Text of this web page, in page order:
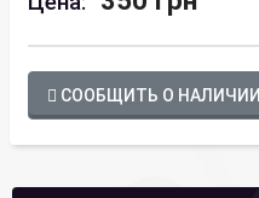
СООБЩИТЬ О НАЛИЧИИ